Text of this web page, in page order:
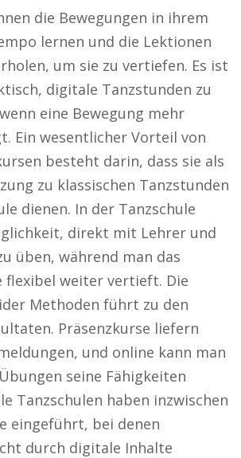
die Bewegungen in ihrem
lernen und die Lektionen
um sie zu vertiefen. Es ist
digitale Tanzstunden zu
eine Bewegung mehr
Ein wesentlicher Vorteil von
besteht darin, dass sie als
zu klassischen Tanzstunden
dienen. In der Tanzschule
direkt mit Lehrer und
üben, während man das
flexibel weiter vertieft. Die
Methoden führt zu den
Präsenzkurse liefern
und online kann man
seine Fähigkeiten
Tanzschulen haben inzwischen
eingeführt, bei denen
durch digitale Inhalte